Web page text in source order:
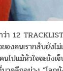
12
องคนเรากลับยังไ
ปแม้หัวใจจะยังเ